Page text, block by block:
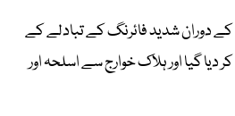
کے دوران شدید فائرنگ کے تبادلے کے
ہلاک کر دیا گیا اور ہلاک خوارج سے اسلحہ اور